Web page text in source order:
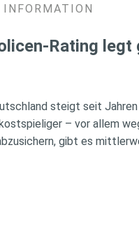
INFORMATION
Rating
steigt seit
– vor allem
gibt es